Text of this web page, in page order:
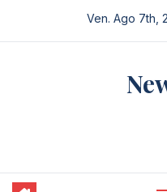
Ven. Ago 7th,